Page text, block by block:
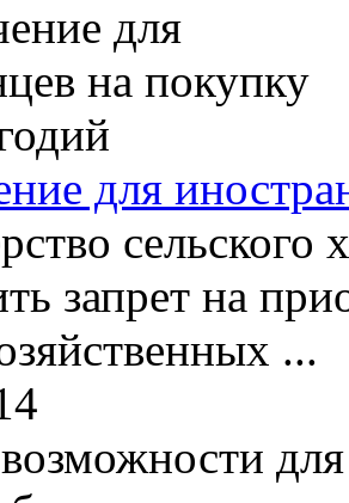
для
сельского
запрет на
...